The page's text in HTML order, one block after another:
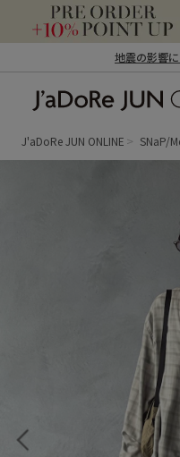
地震の影響
ン オンライン）
J'aDoRe JUN ONLINE SNaP/